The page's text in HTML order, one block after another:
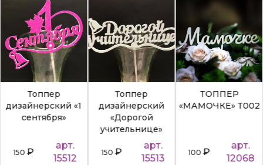
Топпер
дизайнерский «1
сентября»
150₽
арт.
15512
Топпер
дизайнерский
«Дорогой
учительнице»
150₽
арт.
15513
ТОППЕР
«МАМОЧКЕ» Т002
100₽
арт.
12068